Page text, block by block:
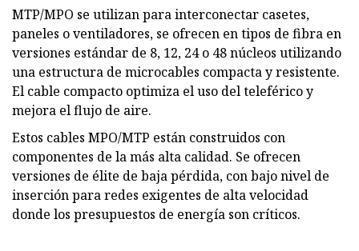
MTP/MPO se utilizan para interconectar casetes,
paneles o ventiladores, se ofrecen en tipos de fibra en
versiones estándar de 8, 12, 24 o 48 núcleos utilizando
una estructura de microcables compacta y resistente.
El cable compacto optimiza el uso del teleférico y
mejora el flujo de aire.
Estos cables MPO/MTP están construidos con
componentes de la más alta calidad. Se ofrecen
versiones de élite de baja pérdida, con bajo nivel de
inserción para redes exigentes de alta velocidad
donde los presupuestos de energía son críticos.